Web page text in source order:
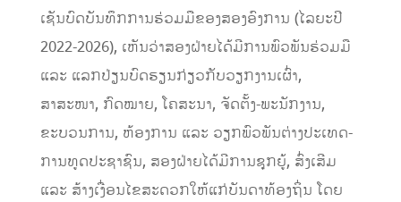
ເຊັນບົດບັນທຶກການຮ່ວມມືຂອງສອງອົງການ (ໄລຍະປີ
2022-2026), ເຫັນວ່າສອງຝ່າຍໄດ້ມີການພົວພັນຮ່ວມມື
ແລະ ແລກປ່ຽນບົດຮຽນກ່ຽວກັບວຽກງານເຜົ່າ,
ສາສະໜາ, ກົດໝາຍ, ໂຄສະນາ, ຈັດຕັ້ງ-ພະນັກງານ,
ຂະບວນການ, ຫ້ອງການ ແລະ ວຽກພົວພັນຕ່າງປະເທດ-
ການທູດປະຊາຊົນ, ສອງຝ່າຍໄດ້ມີການຊຸກຍູ້, ສົ່ງເສີມ
ແລະ ສ້າງເງື່ອນໄຂສະດວກໃຫ້ແກ່ບັນດາທ້ອງຖິ່ນ ໂດຍ